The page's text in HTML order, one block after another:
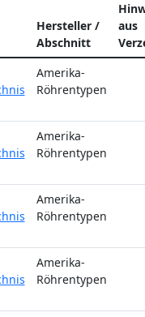
Hersteller /
Abschnitt
aus
Amerika-
Röhrentypen
Amerika-
Röhrentypen
Amerika-
Röhrentypen
Amerika-
Röhrentypen